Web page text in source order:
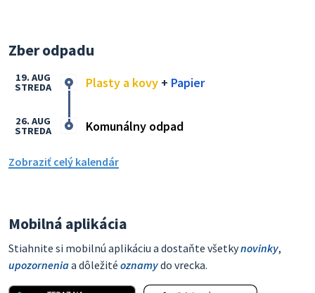
Zber odpadu
Plasty a kovy + Papier
19. AUG
STREDA
Komunálny odpad
26. AUG
STREDA
Zobraziť celý kalendár
Mobilná aplikácia
Stiahnite si mobilnú aplikáciu a dostaňte všetkynovinky,
upozorneniaa dôležité oznamydo vrecka.